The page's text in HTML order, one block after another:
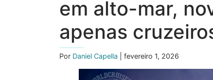
em alto-mar,
apenas
Por Daniel Capella | fevereiro 1, 2026